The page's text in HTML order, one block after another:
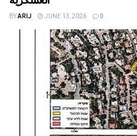
BYARIJ JUNE 13, 2026 0